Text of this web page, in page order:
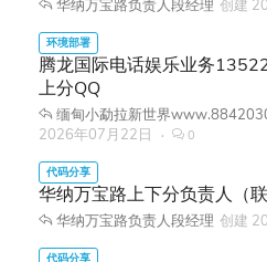
华纳万宝路负责人段经理 创建
腾龙国际电话娱乐业务
上分QQ
缅甸小勐拉新世界
2026年07月22日
0
华纳万宝路上下分负责人（
华纳万宝路负责人段经理 创建